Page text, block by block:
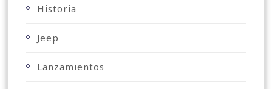
Historia
Jeep
Lanzamientos